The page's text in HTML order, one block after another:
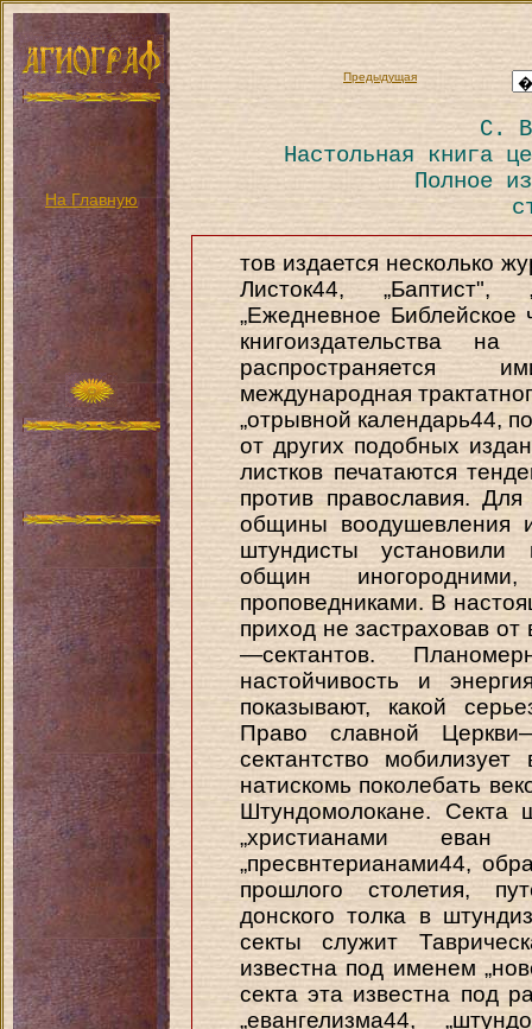
На Главную
Предыдущая
С.
Настольная книга
Полное
тов издается несколько
Листок44, „Баптист",
„Ежедневное
книгоиздательства
распространяется
международная
„отрывной календарь44,
от других подобных
листков печатаются
против православия.
общины воодушевления
штундисты установили
общин
проповедниками. В
приход не застраховав
—сектантов.
настойчивость и
показывают, какой
Право славной
сектантство
натискомь поколебать
Штундомолокане. Секта
„христианами еван
„пресвнтерианами44,
прошлого столетия,
донского толка в
секты служит
известна под именем
секта эта известна под
„евангелизма44,